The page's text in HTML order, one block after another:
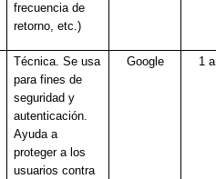
frecuencia de
retorno, etc.)
Técnica. Se usa
para fines de
seguridad y
autenticación.
Ayuda a
proteger a los
usuarios contra
Google 1